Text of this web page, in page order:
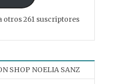
otros 261 suscriptores
SHOP NOELIA SANZ